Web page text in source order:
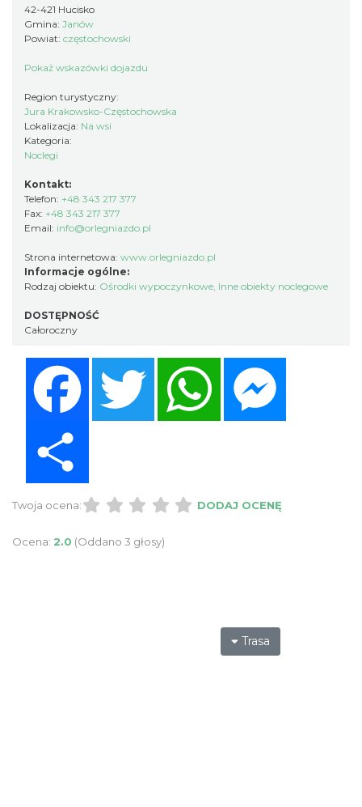
42-421 Hucisko
Gmina: Janów
Powiat: częstochowski
Pokaż wskazówki dojazdu
Region turystyczny:
Jura Krakowsko-Częstochowska
Lokalizacja: Na wsi
Kategoria:
Noclegi
Kontakt:
Telefon: +48 343 217 377
Fax: +48 343 217 377
Email: info@orlegniazdo.pl
Strona internetowa: www.orlegniazdo.pl
Informacje ogólne:
Rodzaj obiektu: Ośrodki wypoczynkowe, Inne obiekty noclegowe
DOSTĘPNOŚĆ
Całoroczny
Twitter WhatsApp
Twoja ocena: DODAJ OCENĘ
Ocena: 2.0 (Oddano 3 głosy)
Trasa